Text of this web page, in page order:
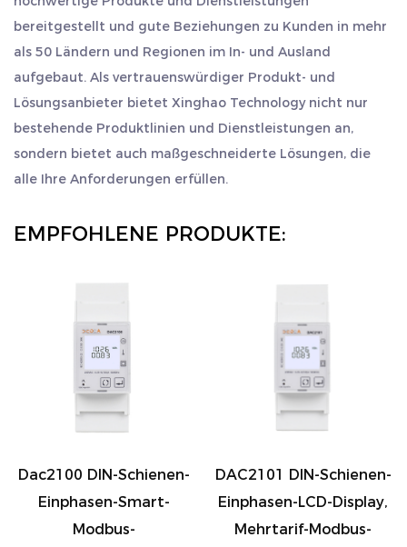
gewerbliche Orte wie Einkaufszentren,
Bürogebäude usw. In diesen Umgebungen wirkt
sich die Wirksamkeit des Energiemanagements
direkt auf die Betriebskosten aus. Durch
Datenüberwachung und -analyse in Echtzeit
können Benutzer Geräte mit hohem
entsprechende Verbesserungen vornehmen, um
bereitgestellt und gute Beziehungen zu Kunden in mehr
als 50 Ländern und Regionen im In- und Ausland
aufgebaut. Als vertrauenswürdiger Produkt- und
Lösungsanbieter bietet Xinghao Technology nicht nur
bestehende Produktlinien und Dienstleistungen an,
sondern bietet auch maßgeschneiderte Lösungen, die
alle Ihre Anforderungen erfüllen.
EMPFOHLENE PRODUKTE:
Dac2100 DIN-Schienen-
Einphasen-Smart-
Modbus-
DAC2101 DIN-Schienen-
Einphasen-LCD-Display,
Mehrtarif-Modbus-